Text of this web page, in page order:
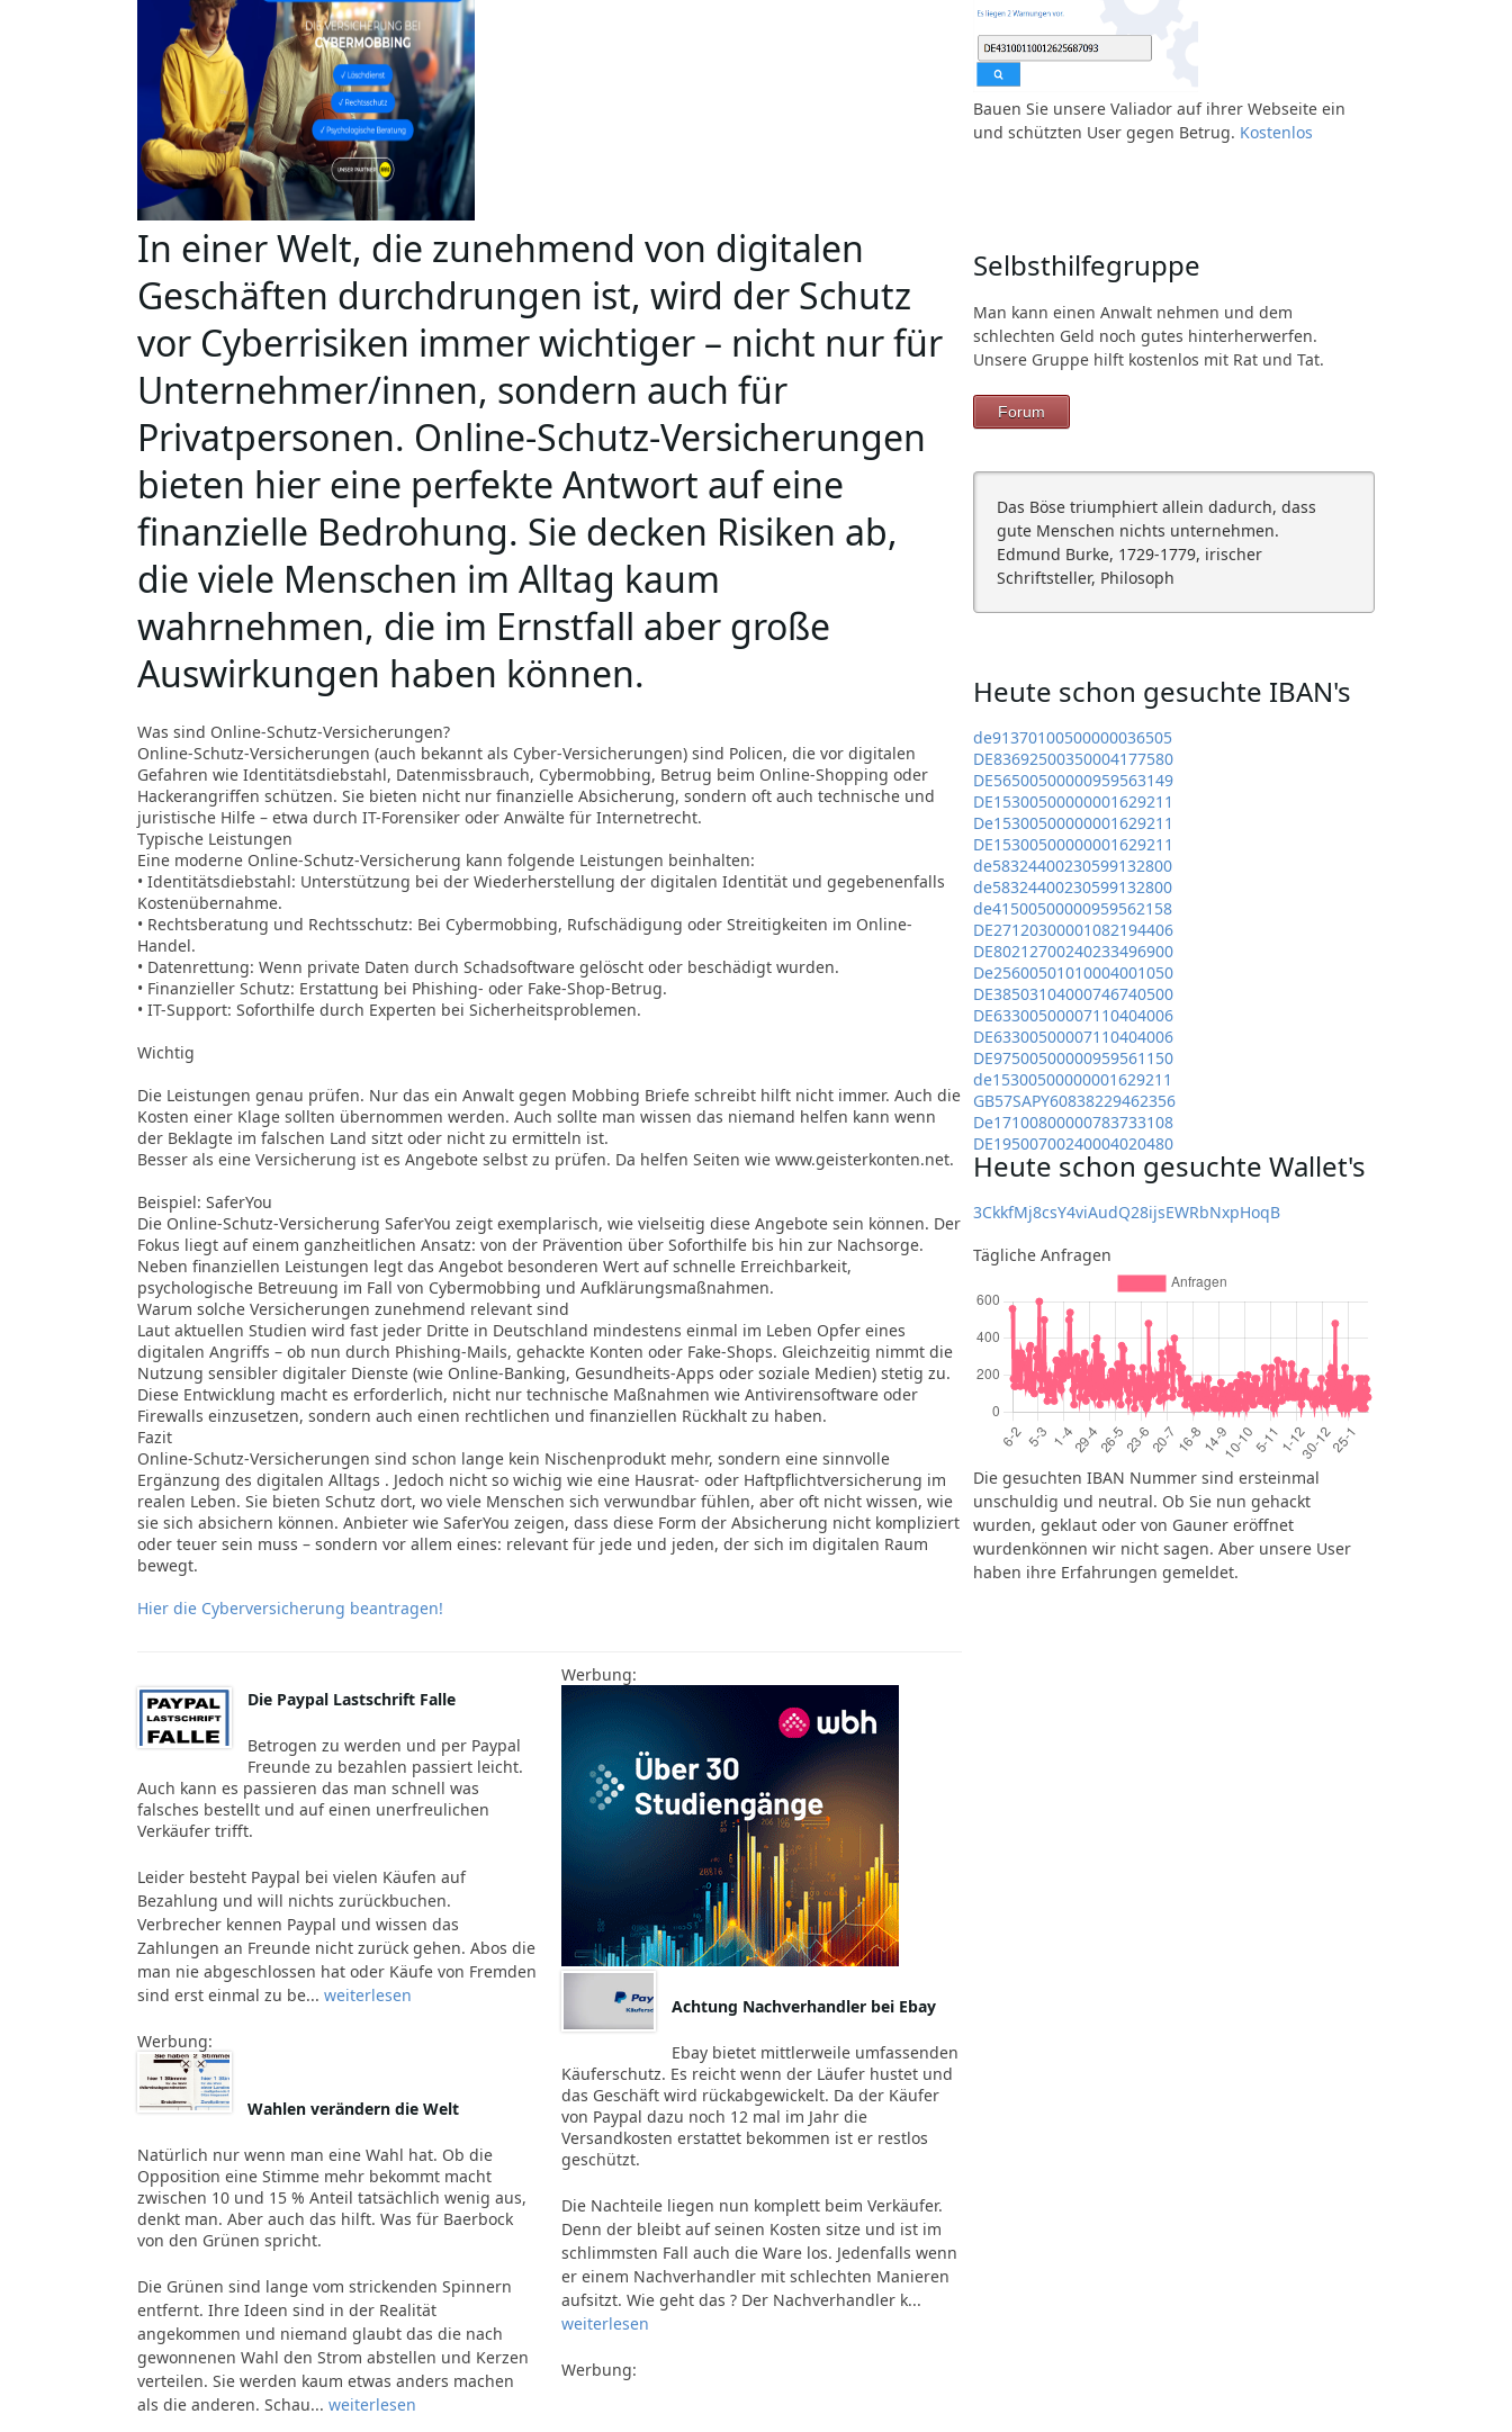
In einer Welt, die zunehmend von digitalen
Geschäften durchdrungen ist, wird der Schutz
vor Cyberrisiken immer wichtiger – nicht nur für
Unternehmer/innen, sondern auch für
Privatpersonen. Online-Schutz-Versicherungen
bieten hier eine perfekte Antwort auf eine
finanzielle Bedrohung. Sie decken Risiken ab,
die viele Menschen im Alltag kaum
wahrnehmen, die im Ernstfall aber große
Auswirkungen haben können.
Was sind Online-Schutz-Versicherungen?
Online-Schutz-Versicherungen (auch bekannt als Cyber-Versicherungen) sind Policen, die vor digitalen
Gefahren wie Identitätsdiebstahl, Datenmissbrauch, Cybermobbing, Betrug beim Online-Shopping oder
Hackerangriffen schützen. Sie bieten nicht nur finanzielle Absicherung, sondern oft auch technische und
juristische Hilfe – etwa durch IT-Forensiker oder Anwälte für Internetrecht.
Typische Leistungen
Eine moderne Online-Schutz-Versicherung kann folgende Leistungen beinhalten:
• Identitätsdiebstahl: Unterstützung bei der Wiederherstellung der digitalen Identität und gegebenenfalls
Kostenübernahme.
• Rechtsberatung und Rechtsschutz: Bei Cybermobbing, Rufschädigung oder Streitigkeiten im Online-
Handel.
• Datenrettung: Wenn private Daten durch Schadsoftware gelöscht oder beschädigt wurden.
• Finanzieller Schutz: Erstattung bei Phishing- oder Fake-Shop-Betrug.
• IT-Support: Soforthilfe durch Experten bei Sicherheitsproblemen.
Wichtig
Die Leistungen genau prüfen. Nur das ein Anwalt gegen Mobbing Briefe schreibt hilft nicht immer. Auch die
Kosten einer Klage sollten übernommen werden. Auch sollte man wissen das niemand helfen kann wenn
der Beklagte im falschen Land sitzt oder nicht zu ermitteln ist.
Besser als eine Versicherung ist es Angebote selbst zu prüfen. Da helfen Seiten wie www.geisterkonten.net.
Beispiel: SaferYou
Die Online-Schutz-Versicherung SaferYou zeigt exemplarisch, wie vielseitig diese Angebote sein können. Der
Fokus liegt auf einem ganzheitlichen Ansatz: von der Prävention über Soforthilfe bis hin zur Nachsorge.
Neben finanziellen Leistungen legt das Angebot besonderen Wert auf schnelle Erreichbarkeit,
psychologische Betreuung im Fall von Cybermobbing und Aufklärungsmaßnahmen.
Warum solche Versicherungen zunehmend relevant sind
Laut aktuellen Studien wird fast jeder Dritte in Deutschland mindestens einmal im Leben Opfer eines
digitalen Angriffs – ob nun durch Phishing-Mails, gehackte Konten oder Fake-Shops. Gleichzeitig nimmt die
Nutzung sensibler digitaler Dienste (wie Online-Banking, Gesundheits-Apps oder soziale Medien) stetig zu.
Diese Entwicklung macht es erforderlich, nicht nur technische Maßnahmen wie Antivirensoftware oder
Firewalls einzusetzen, sondern auch einen rechtlichen und finanziellen Rückhalt zu haben.
Fazit
Online-Schutz-Versicherungen sind schon lange kein Nischenprodukt mehr, sondern eine sinnvolle
Ergänzung des digitalen Alltags . Jedoch nicht so wichig wie eine Hausrat- oder Haftpflichtversicherung im
realen Leben. Sie bieten Schutz dort, wo viele Menschen sich verwundbar fühlen, aber oft nicht wissen, wie
sie sich absichern können. Anbieter wie SaferYou zeigen, dass diese Form der Absicherung nicht kompliziert
oder teuer sein muss – sondern vor allem eines: relevant für jede und jeden, der sich im digitalen Raum
bewegt.
Hier die Cyberversicherung beantragen!
Die Paypal Lastschrift Falle
Betrogen zu werden und per Paypal
Freunde zu bezahlen passiert leicht.
Auch kann es passieren das man schnell was
falsches bestellt und auf einen unerfreulichen
Verkäufer trifft.
Leider besteht Paypal bei vielen Käufen auf
Bezahlung und will nichts zurückbuchen.
Verbrecher kennen Paypal und wissen das
Zahlungen an Freunde nicht zurück gehen. Abos die
man nie abgeschlossen hat oder Käufe von Fremden
sind erst einmal zu be... weiterlesen
Werbung:
Wahlen verändern die Welt
Natürlich nur wenn man eine Wahl hat. Ob die
Opposition eine Stimme mehr bekommt macht
zwischen 10 und 15 % Anteil tatsächlich wenig aus,
denkt man. Aber auch das hilft. Was für Baerbock
von den Grünen spricht.
Die Grünen sind lange vom strickenden Spinnern
entfernt. Ihre Ideen sind in der Realität
angekommen und niemand glaubt das die nach
gewonnenen Wahl den Strom abstellen und Kerzen
verteilen. Sie werden kaum etwas anders machen
als die anderen. Schau... weiterlesen
Werbung:
Achtung Nachverhandler bei Ebay
Ebay bietet mittlerweile umfassenden
Käuferschutz. Es reicht wenn der Läufer hustet und
das Geschäft wird rückabgewickelt. Da der Käufer
von Paypal dazu noch 12 mal im Jahr die
Versandkosten erstattet bekommen ist er restlos
geschützt.
Die Nachteile liegen nun komplett beim Verkäufer.
Denn der bleibt auf seinen Kosten sitze und ist im
schlimmsten Fall auch die Ware los. Jedenfalls wenn
er einem Nachverhandler mit schlechten Manieren
aufsitzt. Wie geht das ? Der Nachverhandler k...
weiterlesen
Werbung:
Bauen Sie unsere Valiador auf ihrer Webseite ein
und schützten User gegen Betrug. Kostenlos
Selbsthilfegruppe
Man kann einen Anwalt nehmen und dem
schlechten Geld noch gutes hinterherwerfen.
Unsere Gruppe hilft kostenlos mit Rat und Tat.
Forum
Das Böse triumphiert allein dadurch, dass
gute Menschen nichts unternehmen.
Edmund Burke, 1729-1779, irischer
Schriftsteller, Philosoph
Heute schon gesuchte IBAN's
de91370100500000036505
DE83692500350004177580
DE56500500000959563149
DE15300500000001629211
De15300500000001629211
DE15300500000001629211
de58324400230599132800
de58324400230599132800
de41500500000959562158
DE27120300001082194406
DE80212700240233496900
De25600501010004001050
DE38503104000746740500
DE63300500007110404006
DE63300500007110404006
DE97500500000959561150
de15300500000001629211
GB57SAPY60838229462356
De17100800000783733108
DE19500700240004020480
Heute schon gesuchte Wallet's
3CkkfMj8csY4viAudQ28ijsEWRbNxpHoqB
Tägliche Anfragen
Die gesuchten IBAN Nummer sind ersteinmal
unschuldig und neutral. Ob Sie nun gehackt
wurden, geklaut oder von Gauner eröffnet
wurdenkönnen wir nicht sagen. Aber unsere User
haben ihre Erfahrungen gemeldet.